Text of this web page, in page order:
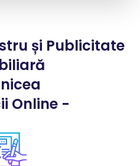
și Publicitate
Online -